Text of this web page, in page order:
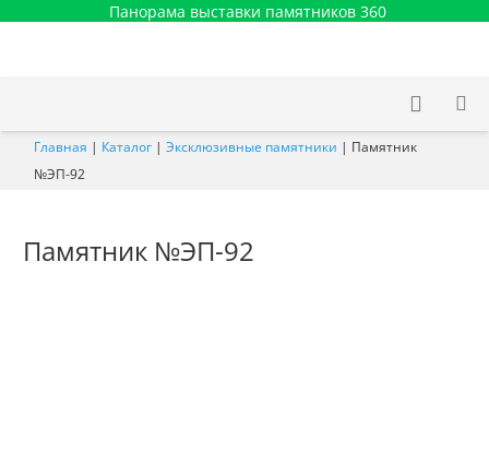
Панорама выставки памятников 360
Главная | Каталог | Эксклюзивные памятники | Памятник
№ЭП-92
Памятник №ЭП-92